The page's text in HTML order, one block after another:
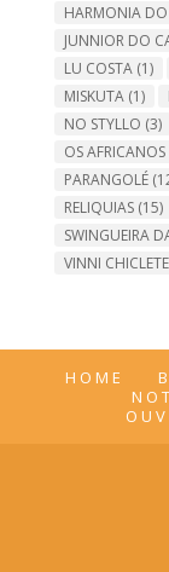
HARMONIA
JUNNIOR DO
LU COSTA(1)
MISKUTA(1)
NO STYLLO (3)
OS AFRICANOS
PARANGOLÉ
RELIQUIAS(15)
SWINGUEIRA
VINNI CHICLETE
HOME